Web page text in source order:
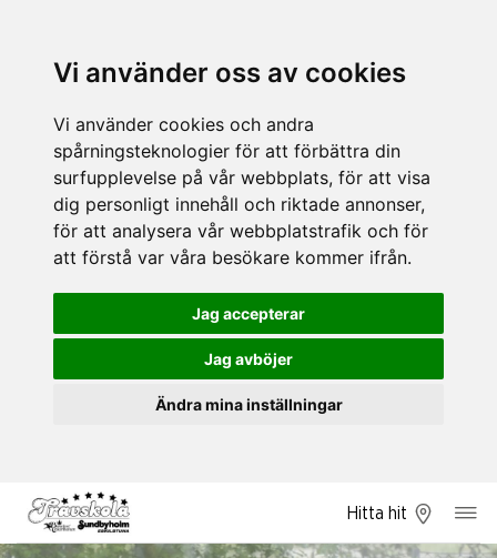
Vi använder oss av cookies
Vi använder cookies och andra
spårningsteknologier för att förbättra din
surfupplevelse på vår webbplats, för att visa
dig personligt innehåll och riktade annonser,
för att analysera vår webbplatstrafik och för
att förstå var våra besökare kommer ifrån.
Jag accepterar
Jag avböjer
Ändra mina inställningar
Hitta hit